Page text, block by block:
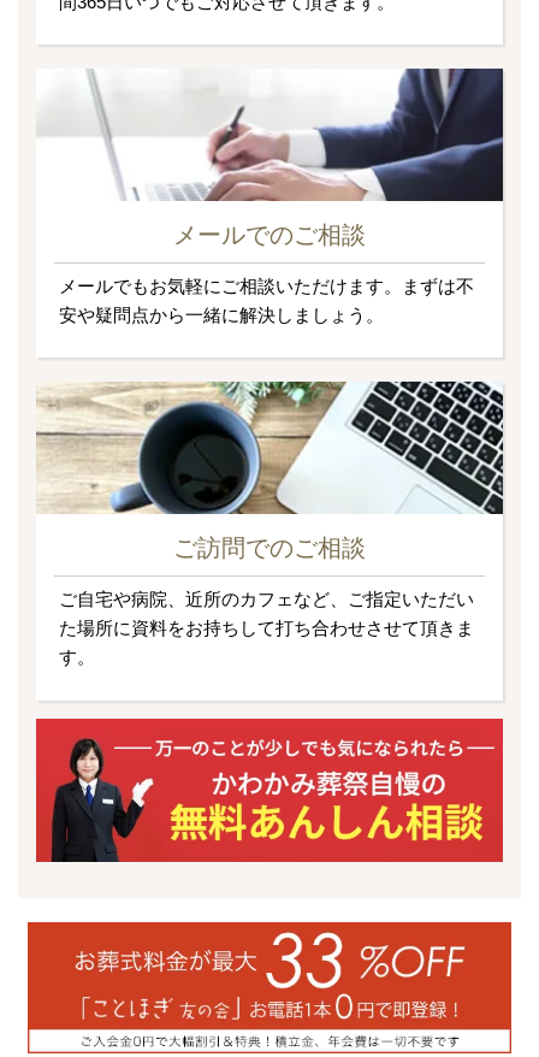
メールでのご相談
メールでもお気軽にご相談いただけます。まずは不
安や疑問点から一緒に解決しましょう。
ご訪問でのご相談
ご自宅や病院、近所のカフェなど、ご指定いただい
た場所に資料をお持ちして打ち合わせさせて頂きま
す。